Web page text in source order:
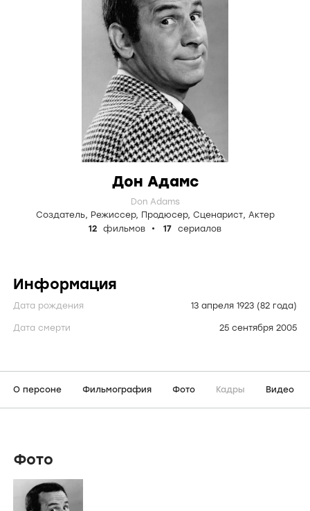
Дон Адамс
Don Adams
Создатель, Режиссер, Продюсер, Сценарист, Актер
12
фильмов 17 сериалов
Информация
Дата рождения 13 апреля 1923 (82 года)
Дата смерти 25 сентября 2005
О персоне Фильмография Фото Кадры Видео
Фото